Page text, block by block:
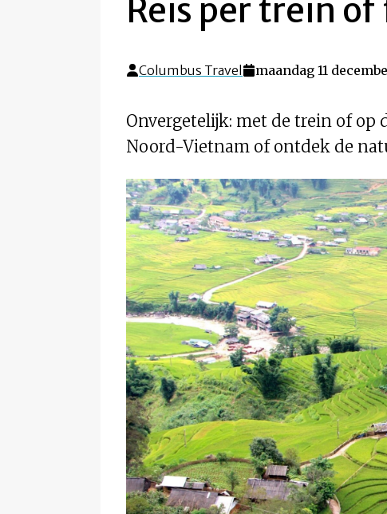
Reis per trein
Columbus Travel maandag 11
Onvergetelijk: met de trein of op
Noord-Vietnam of ontdek de